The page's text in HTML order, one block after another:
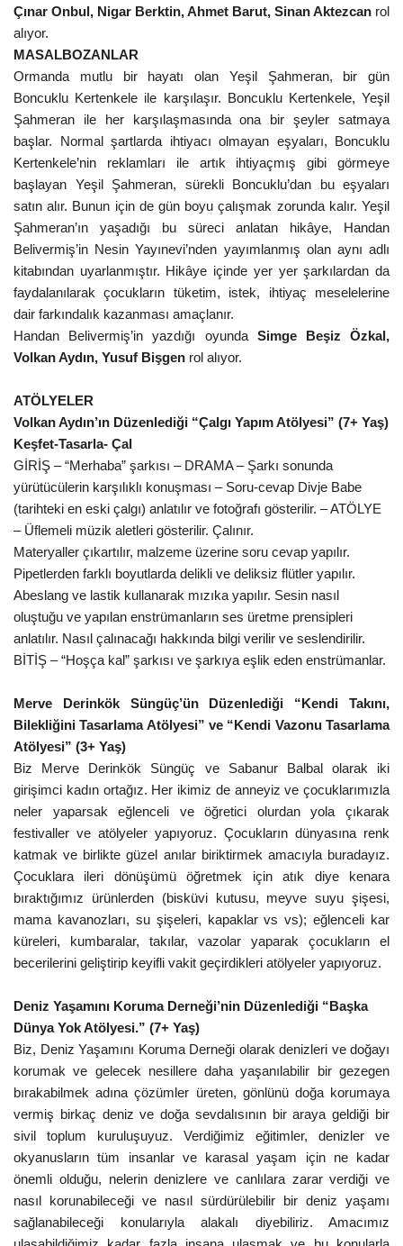
Çınar Onbul, Nigar Berktin, Ahmet Barut, Sinan Aktezcan rol
alıyor.
MASALBOZANLAR
Ormanda mutlu bir hayatı olan Yeşil Şahmeran, bir gün
Boncuklu Kertenkele ile karşılaşır. Boncuklu Kertenkele, Yeşil
Şahmeran ile her karşılaşmasında ona bir şeyler satmaya
başlar. Normal şartlarda ihtiyacı olmayan eşyaları, Boncuklu
Kertenkele’nin reklamları ile artık ihtiyaçmış gibi görmeye
başlayan Yeşil Şahmeran, sürekli Boncuklu’dan bu eşyaları
satın alır. Bunun için de gün boyu çalışmak zorunda kalır. Yeşil
Şahmeran’ın yaşadığı bu süreci anlatan hikâye, Handan
Belivermiş’in Nesin Yayınevi’nden yayımlanmış olan aynı adlı
kitabından uyarlanmıştır. Hikâye içinde yer yer şarkılardan da
faydalanılarak çocukların tüketim, istek, ihtiyaç meselelerine
dair farkındalık kazanması amaçlanır.
Handan Belivermiş’in yazdığı oyunda Simge Beşiz Özkal,
Volkan Aydın, Yusuf Bişgen rol alıyor.
ATÖLYELER
Volkan Aydın’ın Düzenlediği “Çalgı Yapım Atölyesi” (7+ Yaş)
Keşfet-Tasarla- Çal
GİRİŞ – “Merhaba” şarkısı – DRAMA – Şarkı sonunda
yürütücülerin karşılıklı konuşması – Soru-cevap Divje Babe
(tarihteki en eski çalgı) anlatılır ve fotoğrafı gösterilir. – ATÖLYE
– Üflemeli müzik aletleri gösterilir. Çalınır.
Materyaller çıkartılır, malzeme üzerine soru cevap yapılır.
Pipetlerden farklı boyutlarda delikli ve deliksiz flütler yapılır.
Abeslang ve lastik kullanarak mızıka yapılır. Sesin nasıl
oluştuğu ve yapılan enstrümanların ses üretme prensipleri
anlatılır. Nasıl çalınacağı hakkında bilgi verilir ve seslendirilir.
BİTİŞ – “Hoşça kal” şarkısı ve şarkıya eşlik eden enstrümanlar.
Merve Derinkök Süngüç’ün Düzenlediği “Kendi Takını,
Bilekliğini Tasarlama Atölyesi” ve “Kendi Vazonu Tasarlama
Atölyesi” (3+ Yaş)
Biz Merve Derinkök Süngüç ve Sabanur Balbal olarak iki
girişimci kadın ortağız. Her ikimiz de anneyiz ve çocuklarımızla
neler yaparsak eğlenceli ve öğretici olurdan yola çıkarak
festivaller ve atölyeler yapıyoruz. Çocukların dünyasına renk
katmak ve birlikte güzel anılar biriktirmek amacıyla buradayız.
Çocuklara ileri dönüşümü öğretmek için atık diye kenara
bıraktığımız ürünlerden (bisküvi kutusu, meyve suyu şişesi,
mama kavanozları, su şişeleri, kapaklar vs vs); eğlenceli kar
küreleri, kumbaralar, takılar, vazolar yaparak çocukların el
becerilerini geliştirip keyifli vakit geçirdikleri atölyeler yapıyoruz.
Deniz Yaşamını Koruma Derneği’nin Düzenlediği “Başka
Dünya Yok Atölyesi.” (7+ Yaş)
Biz, Deniz Yaşamını Koruma Derneği olarak denizleri ve doğayı
korumak ve gelecek nesillere daha yaşanılabilir bir gezegen
bırakabilmek adına çözümler üreten, gönlünü doğa korumaya
vermiş birkaç deniz ve doğa sevdalısının bir araya geldiği bir
sivil toplum kuruluşuyuz. Verdiğimiz eğitimler, denizler ve
okyanusların tüm insanlar ve karasal yaşam için ne kadar
önemli olduğu, nelerin denizlere ve canlılara zarar verdiği ve
nasıl korunabileceği ve nasıl sürdürülebilir bir deniz yaşamı
sağlanabileceği konularıyla alakalı diyebiliriz. Amacımız